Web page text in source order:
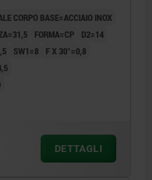
CORPO BASE=ACCIAIO INOX
FORMA=CP
D2=14
SW1=8
F X 30°=0,8
DETTAGLI